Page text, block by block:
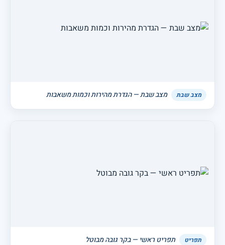
מצב שבת מצב שבת — הגדרת מהירות וכמות משאבות
תפריט תפריט ראשי — בקר גובה מבוטל